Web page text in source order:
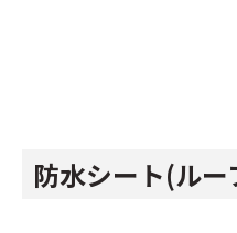
防水シート(ル